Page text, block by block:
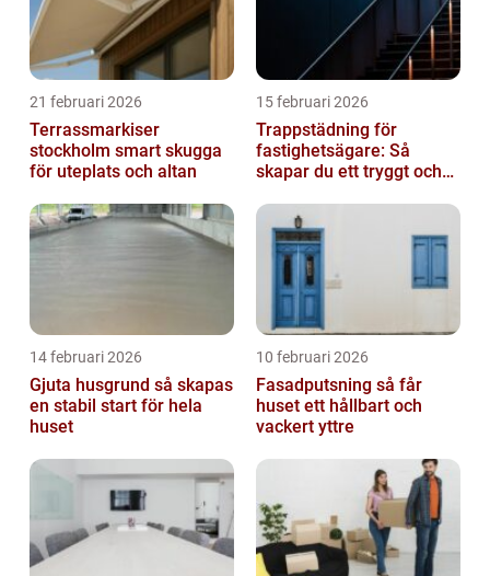
21 februari 2026
Terrassmarkiser
stockholm smart skugga
för uteplats och altan
15 februari 2026
Trappstädning för
fastighetsägare: Så
skapar du ett tryggt och
Stockholm
14 februari 2026
Gjuta husgrund så skapas
en stabil start för hela
huset
10 februari 2026
Fasadputsning så får
huset ett hållbart och
vackert yttre